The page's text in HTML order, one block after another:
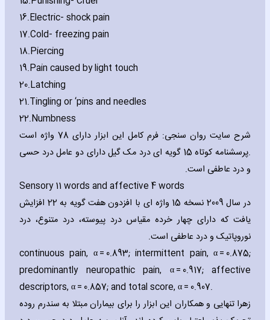
16.Electric- shock pain
17.Cold- freezing pain
18.Piercing
19.Pain caused by light touch
20.Latching
21.Tingling or ‘pins and needles
22.Numbness
شرح سایت روان سنجی: فرم کامل این ابزار دارای 78 واژه است
.پرسشنامه کوتاه 15 گویه ای درد مک گیل دارای دو عامل درد حسی
و درد عاطفی است.
Sensory 11 words and affective 4 words
در سال 2009 نسخه 15 واژه ای با افزدون هفت گویه به 22 افزایش
یافت که دارای چهار خرده مقیاس درد پیوسته، درد متنوع، درد
نوروپاتیک و درد عاطفی است.
continuous pain‚ α = 0.893; intermittent pain‚ α = 0.875;
predominantly neuropathic pain‚ α = 0.917; affective
descriptors‚ α = 0.857; and total score‚ α = 0.907.
زهرا تنهایی و همکاران این ابزار را برای بیماران مبتلا به سندرم روده